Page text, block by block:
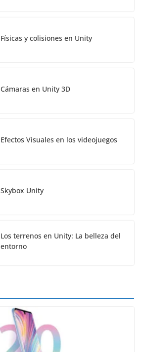
Físicas y colisiones en Unity
Cámaras en Unity 3D
Efectos Visuales en los videojuegos
Skybox Unity
Los terrenos en Unity: La belleza del
entorno